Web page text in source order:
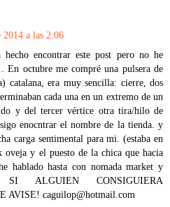
2014 a las 2:06
encontrar este post pero no he
En octubre me compré una pulsera de
catalana, era muy sencilla: cierre, dos
cada una en un extremo de un
y del tercer vértice otra tira/hilo de
enocntrar el nombre de la tienda. y
carga sentimental para mi. (estaba en
y el puesto de la chica que hacia
hablado hasta con nomada market y
SI ALGUIEN CONSIGUIERA
AVISE! caguilop@hotmail.com